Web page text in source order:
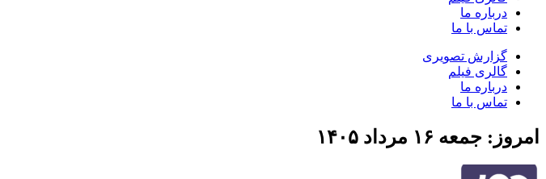
درباره ما
تماس با ما
گزارش تصویری
گالری فیلم
درباره ما
تماس با ما
امروز: جمعه ۱۶ مرداد ۱۴۰۵